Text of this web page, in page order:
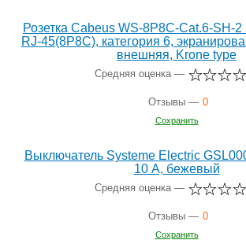
Розетка Cabeus WS-8P8C-Cat.6-SH-
RJ-45(8P8C), категория 6,
внешняя, Krone type
Средняя оценка —
Отзывы — 0
Сохранить
Выключатель Systeme Electric
10 А, бежевый
Средняя оценка —
Отзывы — 0
Сохранить